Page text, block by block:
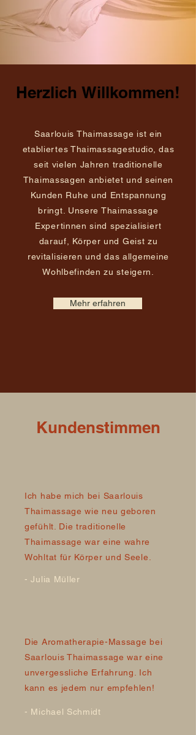
Herzlich Willkommen!
Saarlouis Thaimassage ist ein
etabliertes Thaimassagestudio, das
seit vielen Jahren traditionelle
Thaimassagen anbietet und seinen
Kunden Ruhe und Entspannung
bringt. Unsere Thaimassage
Expertinnen sind spezialisiert
darauf, Körper und Geist zu
revitalisieren und das allgemeine
Wohlbefinden zu steigern.
Mehr erfahren
Kundenstimmen
Ich habe mich bei Saarlouis
Thaimassage wie neu geboren
gefühlt. Die traditionelle
Thaimassage war eine wahre
Wohltat für Körper und Seele.
- Julia Müller
Die Aromatherapie-Massage bei
Saarlouis Thaimassage war eine
unvergessliche Erfahrung. Ich
kann es jedem nur empfehlen!
- Michael Schmidt